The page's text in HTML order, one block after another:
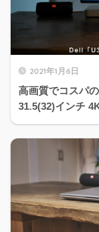
2021年1月6日
高画質でコスパ
31.5(32)インチ